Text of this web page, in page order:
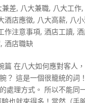
兼差, 八大兼職, 八大工作,
酒店應徵, 八大高薪, 八
作注意事項,酒店工讀,
,酒店職缺
在八大如何應對客人
？ 這是一個很籠統的
處理方式。 所以不能